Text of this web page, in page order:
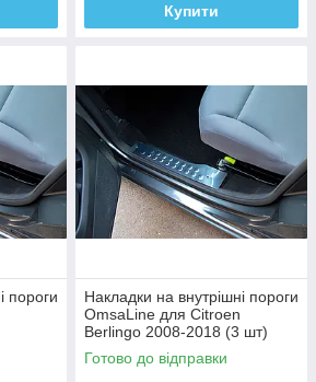
Купити
пороги
Накладки на внутрішні пороги
OmsaLine для Citroen
Berlingo 2008-2018 (3 шт)
Готово до відправки